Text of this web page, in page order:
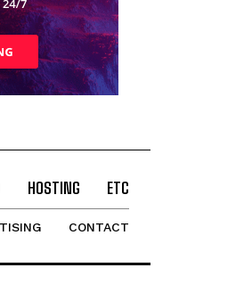
HOSTING ETC
CONTACT